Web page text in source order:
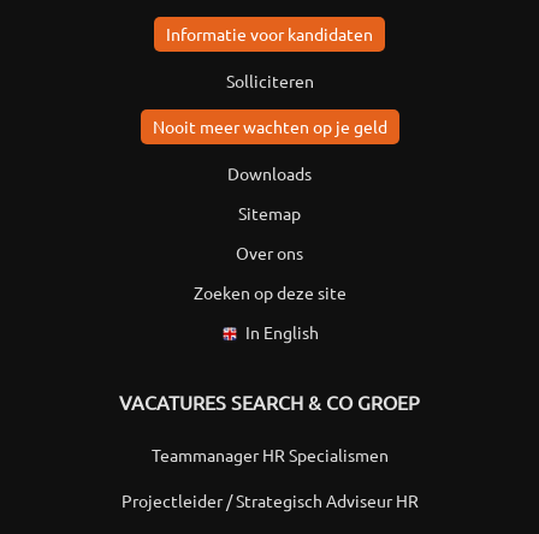
Informatie voor kandidaten
Solliciteren
Nooit meer wachten op je geld
Downloads
Sitemap
Over ons
Zoeken op deze site
In English
VACATURES SEARCH & CO GROEP
Teammanager HR Specialismen
Projectleider / Strategisch Adviseur HR